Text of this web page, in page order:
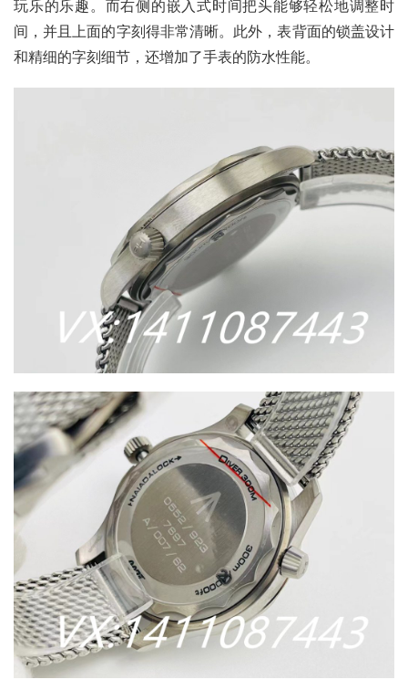
玩乐的乐趣。而右侧的嵌入式时间把头能够轻松地调整时
间，并且上面的字刻得非常清晰。此外，表背面的锁盖设计
和精细的字刻细节，还增加了手表的防水性能。